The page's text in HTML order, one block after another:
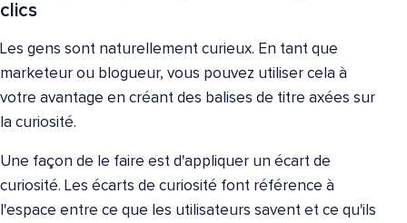
clics
Les gens sont naturellement curieux. En tant que
marketeur ou blogueur, vous pouvez utiliser cela à
votre avantage en créant des balises de titre axées sur
la curiosité.
Une façon de le faire est d'appliquer un écart de
curiosité. Les écarts de curiosité font référence à
l'espace entre ce que les utilisateurs savent et ce qu'ils